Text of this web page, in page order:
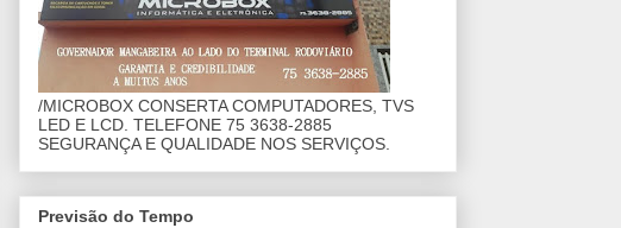
/MICROBOX CONSERTA COMPUTADORES, TVS
LED E LCD. TELEFONE 75 3638-2885
SEGURANÇA E QUALIDADE NOS SERVIÇOS.
Previsão do Tempo